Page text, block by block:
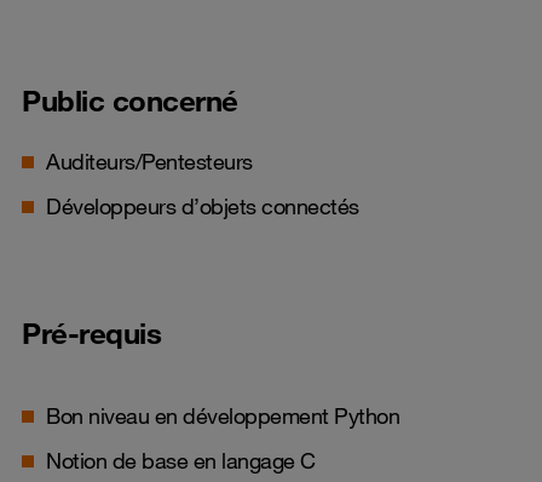
Public concerné
Auditeurs/Pentesteurs
Développeurs d’objets connectés
Pré-requis
Bon niveau en développement Python
Notion de base en langage C